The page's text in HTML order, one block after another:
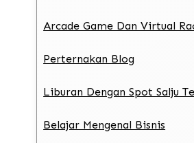
Arcade Game Dan Virtual
Perternakan Blog
Liburan Dengan Spot Salju
Belajar Mengenal Bisnis